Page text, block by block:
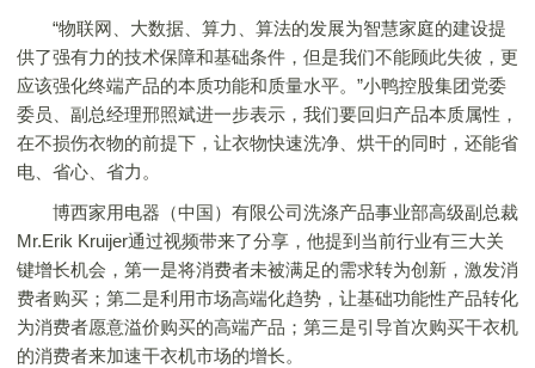
“物联网、大数据、算力、算法的发展为智慧家庭的建设提
供了强有力的技术保障和基础条件，但是我们不能顾此失彼，更
应该强化终端产品的本质功能和质量水平。”小鸭控股集团党委
委员、副总经理邢照斌进一步表示，我们要回归产品本质属性，
在不损伤衣物的前提下，让衣物快速洗净、烘干的同时，还能省
电、省心、省力。
博西家用电器（中国）有限公司洗涤产品事业部高级副总裁
Mr.Erik Kruijer通过视频带来了分享，他提到当前行业有三大关
键增长机会，第一是将消费者未被满足的需求转为创新，激发消
费者购买；第二是利用市场高端化趋势，让基础功能性产品转化
为消费者愿意溢价购买的高端产品；第三是引导首次购买干衣机
的消费者来加速干衣机市场的增长。